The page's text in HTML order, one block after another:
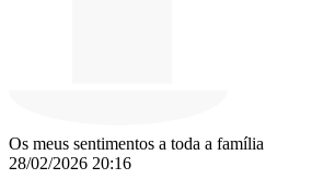
Os meus sentimentos a toda a família
28/02/2026 20:16